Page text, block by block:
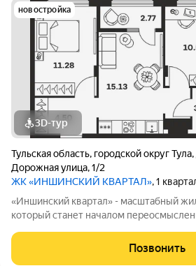
новостройка
3D-тур
Тульская область, городской округ Тула,
Дорожная улица,1/2
ЖК «ИНШИНСКИЙ КВАРТАЛ», 1
«Иншинский квартал» - масштабный
который станет началом
Калужскому шоссе на проспект Ленина
шоссе в сторону Советского района. 4
Позвонить